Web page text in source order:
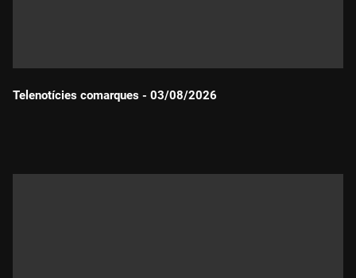
Telenotícies comarques - 03/08/2026